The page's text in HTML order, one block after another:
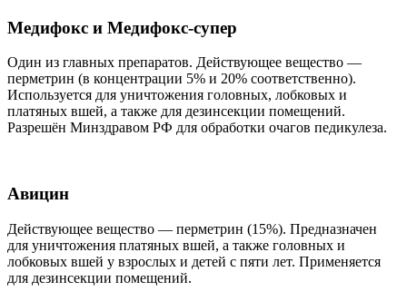
Медифокс и Медифокс-супер
Один из главных препаратов. Действующее вещество —
перметрин (в концентрации 5% и 20% соответственно).
Используется для уничтожения головных, лобковых и
платяных вшей, а также для дезинсекции помещений.
Разрешён Минздравом РФ для обработки очагов педикулеза.
Авицин
Действующее вещество — перметрин (15%). Предназначен
для уничтожения платяных вшей, а также головных и
лобковых вшей у взрослых и детей с пяти лет. Применяется
для дезинсекции помещений.